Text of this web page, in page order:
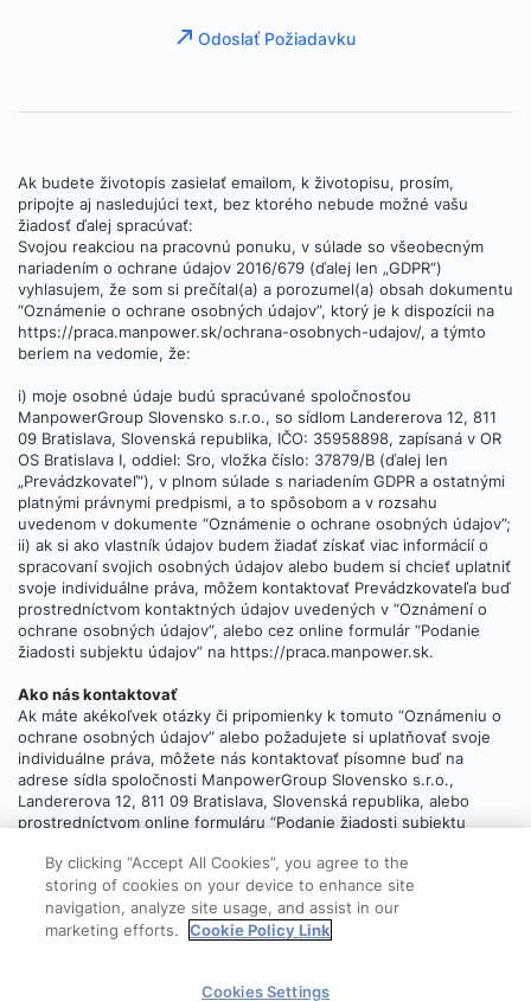
Odoslať Požiadavku
Ak budete životopis zasielať emailom, k životopisu, prosím,
pripojte aj nasledujúci text, bez ktorého nebude možné vašu
žiadosť ďalej spracúvať:
Svojou reakciou na pracovnú ponuku, v súlade so všeobecným
nariadením o ochrane údajov 2016/679 (ďalej len „GDPR“)
vyhlasujem, že som si prečítal(a) a porozumel(a) obsah dokumentu
“Oznámenie o ochrane osobných údajov”, ktorý je k dispozícii na
https://praca.manpower.sk/ochrana-osobnych-udajov/, a týmto
beriem na vedomie, že:
i) moje osobné údaje budú spracúvané spoločnosťou
ManpowerGroup Slovensko s.r.o., so sídlom Landererova 12, 811
09 Bratislava, Slovenská republika, IČO: 35958898, zapísaná v OR
OS Bratislava I, oddiel: Sro, vložka číslo: 37879/B (ďalej len
„Prevádzkovateľ“), v plnom súlade s nariadením GDPR a ostatnými
platnými právnymi predpismi, a to spôsobom a v rozsahu
uvedenom v dokumente “Oznámenie o ochrane osobných údajov”;
ii) ak si ako vlastník údajov budem žiadať získať viac informácií o
spracovaní svojich osobných údajov alebo budem si chcieť uplatniť
svoje individuálne práva, môžem kontaktovať Prevádzkovateľa buď
prostredníctvom kontaktných údajov uvedených v “Oznámení o
ochrane osobných údajov”, alebo cez online formulár “Podanie
žiadosti subjektu údajov” na https://praca.manpower.sk.
Ako nás kontaktovať
Ak máte akékoľvek otázky či pripomienky k tomuto “Oznámeniu o
ochrane osobných údajov” alebo požadujete si uplatňovať svoje
individuálne práva, môžete nás kontaktovať písomne buď na
adrese sídla spoločnosti ManpowerGroup Slovensko s.r.o.,
Landererova 12, 811 09 Bratislava, Slovenská republika, alebo
prostredníctvom online formuláru “Podanie žiadosti subjektu
By clicking “Accept All Cookies”, you agree to the
storing of cookies on your device to enhance site
navigation, analyze site usage, and assist in our
marketing efforts.
Cookie Policy Link
Cookies Settings